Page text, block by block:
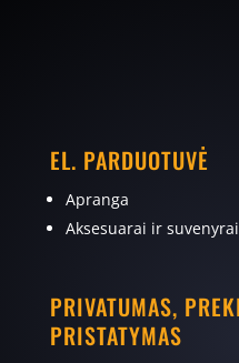
EL. PARDUOTUVĖ
Apranga
Aksesuarai ir suvenyrai
PRIVATUMAS,
PRISTATYMAS